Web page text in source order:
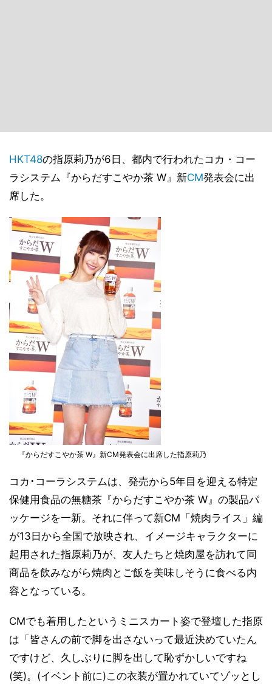
HKT48の指原莉乃が6日、都内で行われたコカ・コー
ラシステム『からだすこやか茶 W』新CM発表会に出
席した。
『からだすこやか茶 W』新CM発表会に出席した指原莉乃
コカ･コーラシステムは、発売から5年目を迎える特定
保健用食品の無糖茶『からだすこやか茶 W』の製品パ
ッケージを一新。それに伴って新CM「焼肉ライス」編
が13日から全国で放映され、イメージキャラクターに
起用された指原莉乃が、友人たちと焼肉屋を訪れて同
商品を飲みながら焼肉とご飯を美味しそうに食べる内
容となっている。
CMでも着用したというミニスカート姿で登壇した指原
は「皆さんの前で脚を出さないって最近決めていたん
ですけど、久しぶりに脚を出して恥ずかしいですね
(笑)。(イベント前に)この衣装が置かれていてゾッとし